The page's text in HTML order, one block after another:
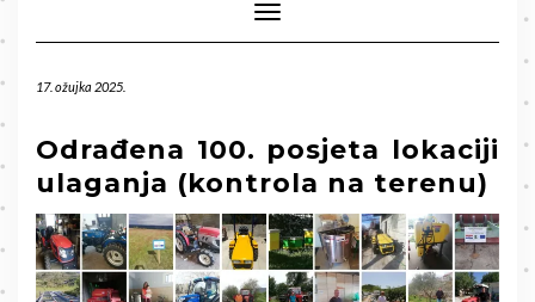
Toggle Navigation
17. ožujka 2025.
Odrađena 100. posjeta lokaciji
ulaganja (kontrola na terenu)